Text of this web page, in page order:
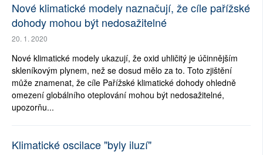
Nové klimatické modely naznačují, že cíle pařížské
dohody mohou být nedosažitelné
20. 1. 2020
Nové klimatické modely ukazují, že oxid uhličitý je účinnějším
skleníkovým plynem, než se dosud mělo za to. Toto zjištění
může znamenat, že cíle Pařížské klimatické dohody ohledně
omezení globálního oteplování mohou být nedosažitelné,
upozorňu...
Klimatické oscilace "byly iluzí"